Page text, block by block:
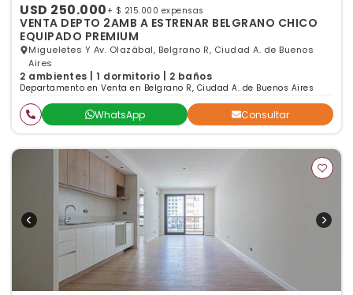
USD 250.000 + $ 215.000 expensas
VENTA DEPTO 2AMB A ESTRENAR BELGRANO CHICO
EQUIPADO PREMIUM
Migueletes Y Av. Olazábal, Belgrano R, Ciudad A. de Buenos
Aires
2 ambientes | 1 dormitorio | 2 baños
Departamento en Venta en Belgrano R, Ciudad A. de Buenos Aires
WhatsApp Consultar